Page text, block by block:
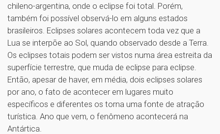
chileno-argentina, onde o eclipse foi total. Porém,
também foi possível observá-lo em alguns estados
brasileiros. Eclipses solares acontecem toda vez que a
Lua se interpõe ao Sol, quando observado desde a Terra.
Os eclipses totais podem ser vistos numa área estreita da
superfície terrestre, que muda de eclipse para eclipse.
Então, apesar de haver, em média, dois eclipses solares
por ano, o fato de acontecer em lugares muito
específicos e diferentes os torna uma fonte de atração
turística. Ano que vem, o fenômeno acontecerá na
Antártica.